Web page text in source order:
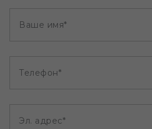
Ваше имя*
Телефон*
Эл. адрес*